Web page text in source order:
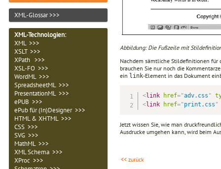
XML-Glossar >>>
XML-Technologien:
XML >>>
XSLT >>>
XPath >>>
XSL-FO >>>
WordML >>>
SpreadsheetML >>>
PresentationML >>>
ePUB >>>
ePub für (In)Designer >>>
HTML & XHTML >>>
CSS >>>
SVG >>>
MathML >>>
XML Schema >>>
XProc >>>
Abbildung: Die Fußzeile mit
Nachdem sämtliche Stildefinitionen für
brauchen Sie nur noch die
ein link-Element in das Dokument
<link href="adv.css "
<link href="print.css "
Jetzt wissen Sie, wie man
Ausdrucke umgehen kann, wird beim
<< zurück